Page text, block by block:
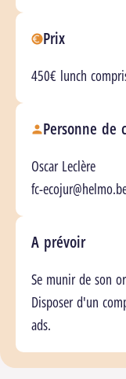
Prix
450€ lunch
Personne de
Oscar Leclère
fc-
A prévoir
Se munir de son
Disposer d'un
ads.